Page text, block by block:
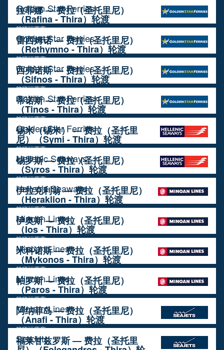
Golden Star Ferries
拉菲娜 — 费拉（圣托里尼）
（Rafina - Thira）轮渡
航班运营商
Golden Star Ferries
雷西姆诺 — 费拉（圣托里尼）
（Rethymno - Thira）轮渡
航班运营商
Golden Star Ferries
西弗诺斯 — 费拉（圣托里尼）
（Sifnos - Thira）轮渡
航班运营商
Golden Star Ferries
蒂诺斯 — 费拉（圣托里尼）
（Tinos - Thira）轮渡
航班运营商
Golden Star Ferries
锡米（锡米） — 费拉（圣托里
尼）（Symi - Thira）轮渡
航班运营商
Hellenic Seaways
锡罗斯 — 费拉（圣托里尼）
（Syros - Thira）轮渡
航班运营商
Hellenic Seaways
伊拉克利翁 — 费拉（圣托里尼）
（Heraklion - Thira）轮渡
航班运营商
Minoan Lines
伊奥斯 — 费拉（圣托里尼）
（Ios - Thira）轮渡
航班运营商
Minoan Lines
米科诺斯 — 费拉（圣托里尼）
（Mykonos - Thira）轮渡
航班运营商
Minoan Lines
帕罗斯 — 费拉（圣托里尼）
（Paros - Thira）轮渡
航班运营商
Minoan Lines
阿纳菲岛 — 费拉（圣托里尼）
（Anafi - Thira）轮渡
航班运营商
SeaJets
福莱甘兹罗斯 — 费拉（圣托里